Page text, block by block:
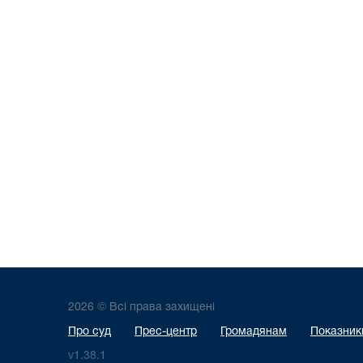
2026 © Всі права захищені
Про суд Прес-центр Громадянам
v1.38.1